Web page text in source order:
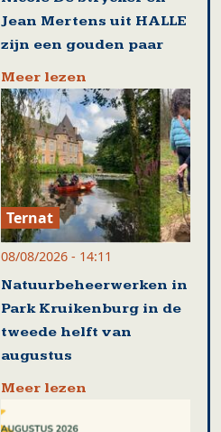
Jean Mertens uit HALLE
zijn een gouden paar
Meer lezen
Ternat
08/08/2026 - 14:11
Natuurbeheerwerken in
Park Kruikenburg in de
tweede helft van
augustus
Meer lezen